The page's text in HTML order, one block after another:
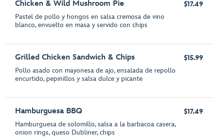
Chicken & Wild Mushroom Pie
Pastel de pollo y hongos en salsa cremosa de vino
blanco, envuelto en masa y servido con chips
$17.49
Grilled Chicken Sandwich & Chips
Pollo asado con mayonesa de ajo, ensalada de repollo
encurtido, pepinillos y salsa dulce y picante
$15.99
Hamburguesa BBQ
Hamburguesa de solomillo, salsa a la barbacoa casera,
onion rings, queso Dubliner, chips
$17.49